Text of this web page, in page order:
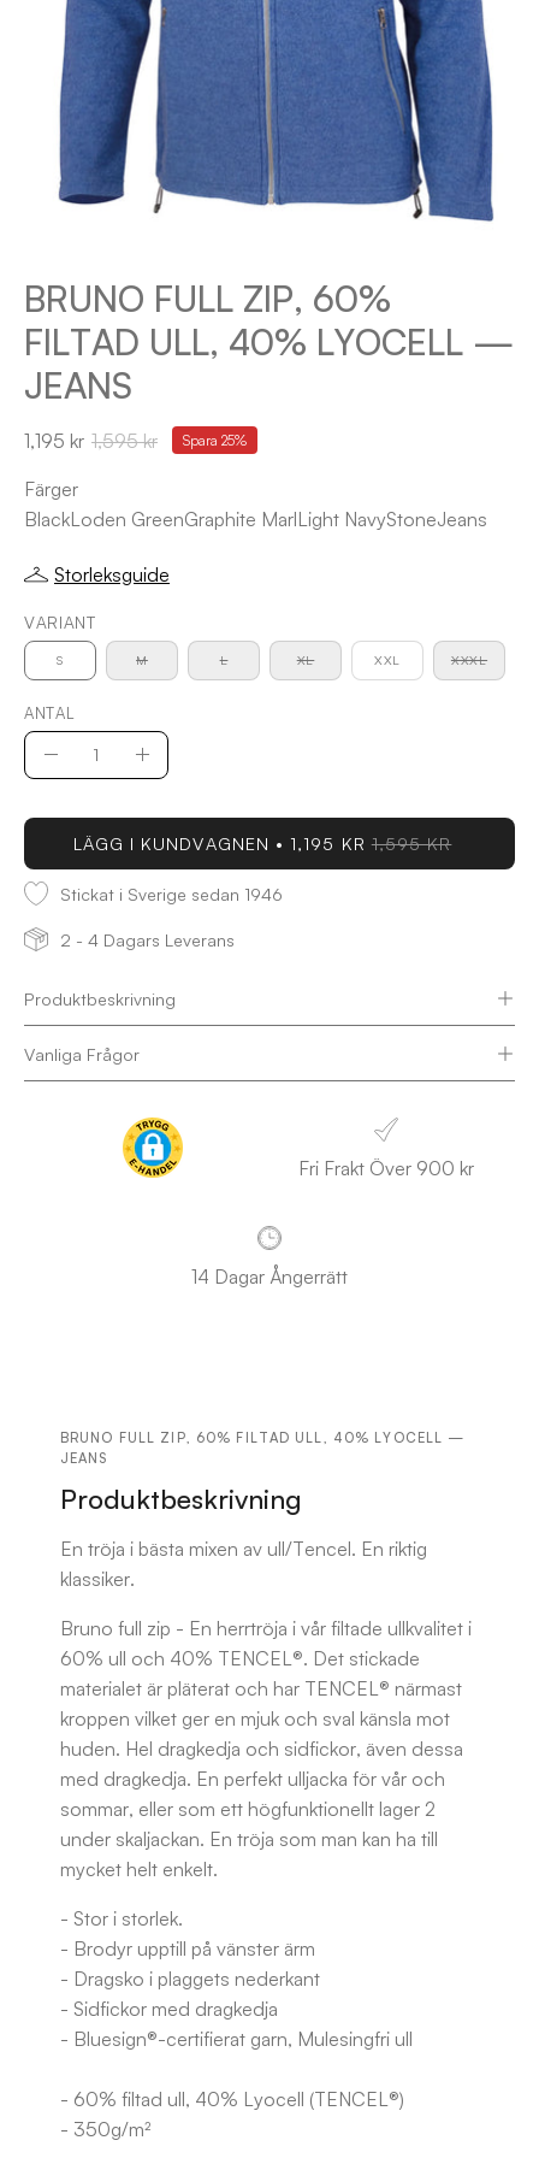
BRUNO FULL ZIP, 60%
FILTAD ULL, 40% LYOCELL —
JEANS
1,195 kr 1,595 kr Spara 25%
Färger
BlackLoden GreenGraphite MarlLight NavyStoneJeans
Storleksguide
VARIANT
S M L XL XXL XXXL
ANTAL
Antal
Minska
Öka
LÄGG I KUNDVAGNEN 1,195 KR 1,595 KR
Stickat i Sverige sedan 1946
2 - 4 Dagars Leverans
Produktbeskrivning
Vanliga Frågor
Fri Frakt Över 900 kr
14 Dagar Ångerrätt
BRUNO FULL ZIP, 60% FILTAD ULL, 40% LYOCELL —
JEANS
Produktbeskrivning
En tröja i bästa mixen av ull/Tencel. En riktig
klassiker.
Bruno full zip - En herrtröja i vår filtade ullkvalitet i
60% ull och 40% TENCEL®. Det stickade
materialet är pläterat och har TENCEL® närmast
kroppen vilket ger en mjuk och sval känsla mot
huden. Hel dragkedja och sidfickor, även dessa
med dragkedja. En perfekt ulljacka för vår och
sommar, eller som ett högfunktionellt lager 2
under skaljackan. En tröja som man kan ha till
mycket helt enkelt.
- Stor i storlek.
- Brodyr upptill på vänster ärm
- Dragsko i plaggets nederkant
- Sidfickor med dragkedja
- Bluesign®-certifierat garn, Mulesingfri ull
- 60% filtad ull, 40% Lyocell (TENCEL®)
- 350g/m²